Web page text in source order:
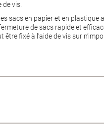
vis.
sacs en papier et en plastique
de sacs rapide et
fixé à l’aide de vis sur